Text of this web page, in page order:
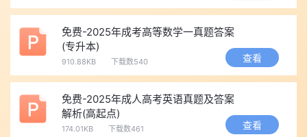
免费-2025年成考高等数学一真题答案
(专升本)
910.88KB 下载数540 查看
免费-2025年成人高考英语真题及答案
解析(高起点)
174.01KB 下载数461 查看